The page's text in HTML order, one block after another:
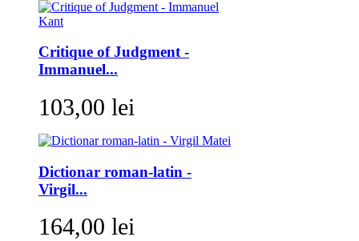
Critique of Judgment -
Immanuel...
103,00 lei
Dictionar roman-latin -
Virgil...
164,00 lei